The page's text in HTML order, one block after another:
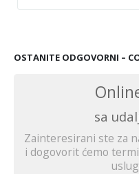
OSTANITE ODGOVORNI –
sa
Zainteresirani ste za
i dogovorit ćemo